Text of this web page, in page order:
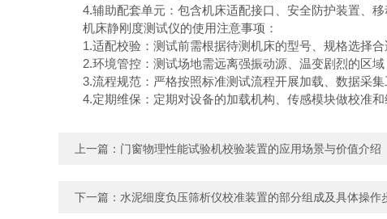
4.辅助配套单元：包含机床适配接口、安全防护装置、移
机床静刚度测试仪的使用注意事项：
1.适配校验：测试前需根据待测机床的型号、规格选择合
2.环境管控：测试场地需远离强振动源、温变剧烈的区域
3.流程规范：严格按照标准测试流程开展加载、数据采集
4.定期维保：定期对设备的加载机构、传感模块做校准和
上一篇： 门窗物理性能试验机校验装置的应用场景与价值介绍
下一篇： 水泥细度负压筛析仪校准装置的部分组成及具体操作